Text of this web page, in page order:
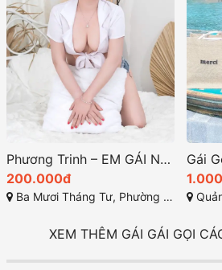
Phương Trinh – EM GÁI NON XINH, Thân Hình Bốc Lửa, Làm Tình Đam Mê Tại Vũng Tàu
200.000đ
Ba Mươi Tháng Tư, Phường 12, Vũng Tàu, Bà Rịa-Vũng Tàu Quảng
XEM THÊM GÁI GÁI GỌI